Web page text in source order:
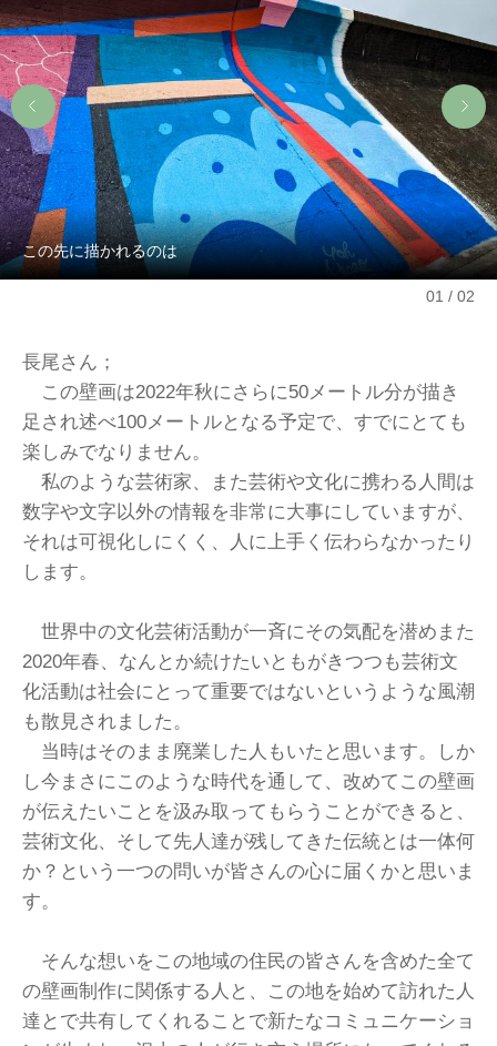
この先に描かれるのは
01 02
長尾さん；
この壁画は2022年秋にさらに50メートル分が描き
足され述べ100メートルとなる予定で、すでにとても
楽しみでなりません。
私のような芸術家、また芸術や文化に携わる人間は
数字や文字以外の情報を非常に大事にしていますが、
それは可視化しにくく、人に上手く伝わらなかったり
します。
世界中の文化芸術活動が一斉にその気配を潜めまた
2020年春、なんとか続けたいともがきつつも芸術文
化活動は社会にとって重要ではないというような風潮
も散見されました。
当時はそのまま廃業した人もいたと思います。しか
し今まさにこのような時代を通して、改めてこの壁画
が伝えたいことを汲み取ってもらうことができると、
芸術文化、そして先人達が残してきた伝統とは一体何
か？という一つの問いが皆さんの心に届くかと思いま
す。
そんな想いをこの地域の住民の皆さんを含めた全て
の壁画制作に関係する人と、この地を始めて訪れた人
達とで共有してくれることで新たなコミュニケーショ